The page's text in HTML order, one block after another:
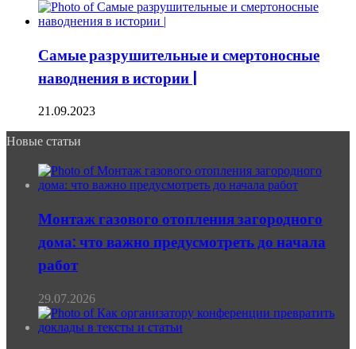
Самые разрушительные и смертоносные
наводнения в истории |
21.09.2023
Новые статьи
Монтаж газового отопления загородного
дома: что важно предусмотреть до начала
работ
29.07.2026